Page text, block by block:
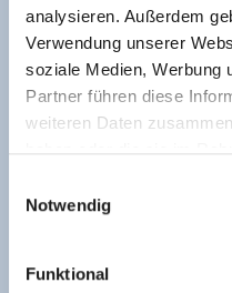
analysieren. Außerdem
Verwendung unserer
soziale Medien, Werbung
Partner führen diese
weiteren Daten
haben oder die sie im
Rohr 23// A-6280 Zell am
Notwendig
Funktional